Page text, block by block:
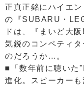
正真正銘にハイエ
の『SUBARU・
ドは、『まいど大
気鋭のコンペティ
のだろうか…。
■「数年前に聴いた
進化。スピーカーも